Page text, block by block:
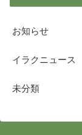
お知らせ
イラクニュース
未分類